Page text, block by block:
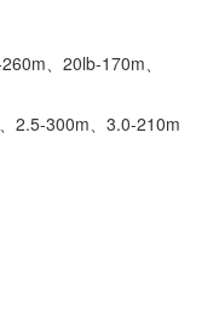
、20lb-170m、
2.5-300m、3.0-210m